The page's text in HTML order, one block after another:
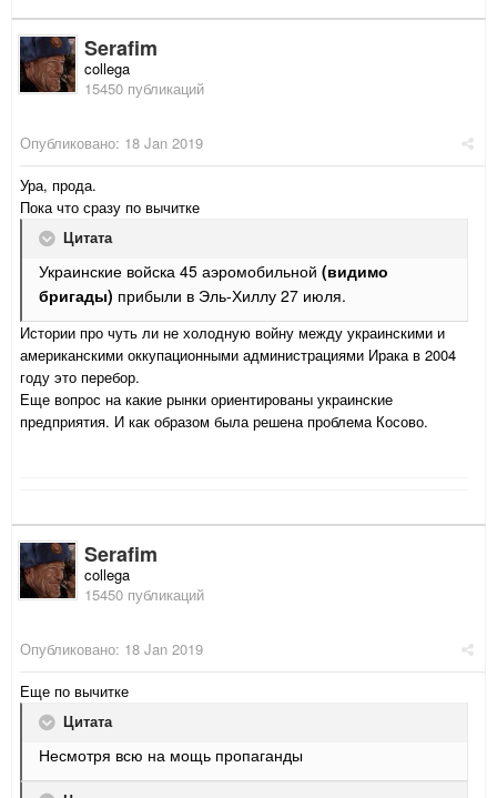
Serafim
collega
15450 публикаций
Опубликовано: 18 Jan 2019
Ура, прода.
Пока что сразу по вычитке
Цитата
Украинские войска 45 аэромобильной (видимо
бригады) прибыли в Эль-Хиллу 27 июля.
Истории про чуть ли не холодную войну между украинскими и
американскими оккупационными администрациями Ирака в 2004
году это перебор.
Еще вопрос на какие рынки ориентированы украинские
предприятия. И как образом была решена проблема Косово.
Serafim
collega
15450 публикаций
Опубликовано: 18 Jan 2019
Еще по вычитке
Цитата
Несмотря всю на мощь пропаганды